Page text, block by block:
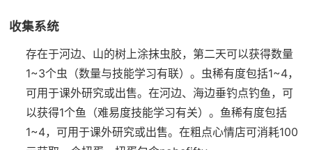
收集系统
存在于河边、山的树上涂抹虫胶，第二天可以获得数量
1~3个虫（数量与技能学习有联）。虫稀有度包括1~4，
可用于课外研究或出售。 在河边、海边垂钓点钓鱼，可
以获得1个鱼（难易度技能学习有关）。鱼稀有度包括
1~4，可用于课外研究或出售。 在粗点心情店可消耗100